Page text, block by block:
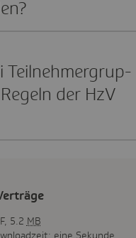
Teil­neh­mer­grup­
der HzV
5.2 MB
eine Sekunde